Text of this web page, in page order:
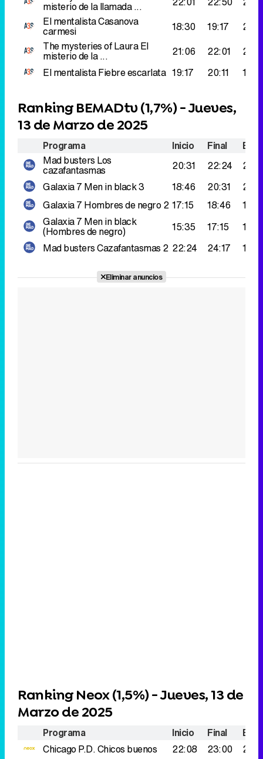
misterio de la llamada ...
El mentalistaCasanova
carmesi 18:30 19:17
The mysteries of LauraEl
misterio de la ... 21:06 22:01
El mentalistaFiebre escarlata 19:17 20:11
Ranking BEMADtv (1,7%) - Jueves,
13 de Marzo de 2025
Programa Inicio Final
Mad busters Los
cazafantasmas 20:31 22:24
Galaxia 7 Men in black 3 18:46 20:31
Galaxia 7 Hombres de negro 2 17:15 18:46
Galaxia 7 Men in black
(Hombres de negro) 15:35 17:15
Mad bustersCazafantasmas 2 22:24 24:17
Eliminar anuncios
Ranking Neox (1,5%) - Jueves, 13 de
Marzo de 2025
Programa Inicio Final
Chicago P.D.Chicos buenos 22:08 23:00